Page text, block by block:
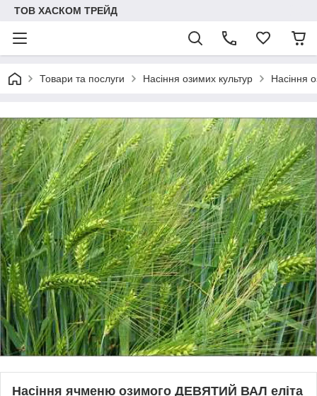
ТОВ ХАСКОМ ТРЕЙД
Товари та послуги Насіння озимих культур Насіння
Насіння ячменю озимого ДЕВЯТИЙ ВАЛ еліта